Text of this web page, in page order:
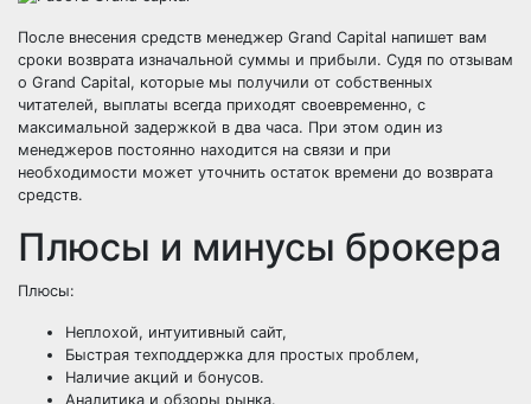
После внесения средств менеджер Grand Capital напишет вам
сроки возврата изначальной суммы и прибыли. Судя по отзывам
о Grand Capital, которые мы получили от собственных
читателей, выплаты всегда приходят своевременно, с
максимальной задержкой в два часа. При этом один из
менеджеров постоянно находится на связи и при
необходимости может уточнить остаток времени до возврата
средств.
Плюсы и минусы брокера
Плюсы:
Неплохой, интуитивный сайт,
Быстрая техподдержка для простых проблем,
Наличие акций и бонусов.
Аналитика и обзоры рынка.